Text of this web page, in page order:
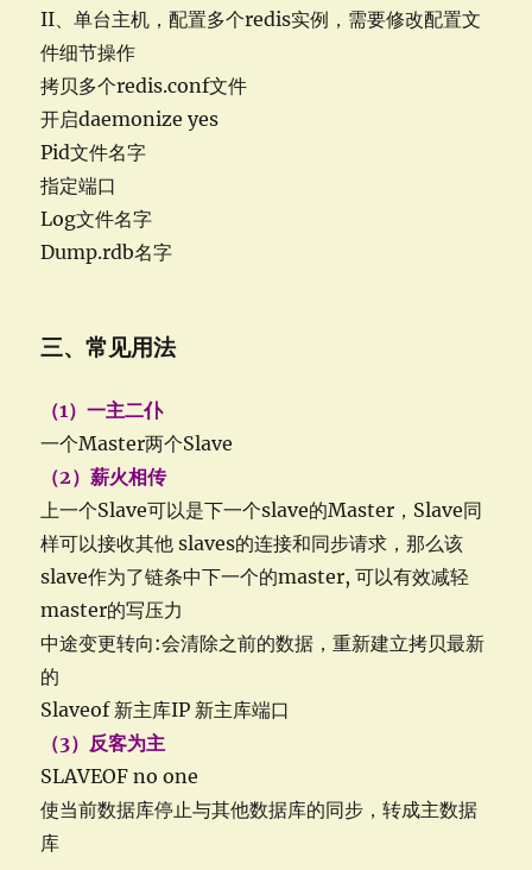
II、单台主机，配置多个redis实例，需要修改配置文
件细节操作
拷贝多个redis.conf文件
开启daemonize yes
Pid文件名字
指定端口
Log文件名字
Dump.rdb名字
三、常见用法
（1）一主二仆
一个Master两个Slave
（2）薪火相传
上一个Slave可以是下一个slave的Master，Slave同
样可以接收其他 slaves的连接和同步请求，那么该
slave作为了链条中下一个的master, 可以有效减轻
master的写压力
中途变更转向:会清除之前的数据，重新建立拷贝最新
的
Slaveof 新主库IP 新主库端口
（3）反客为主
SLAVEOF no one
使当前数据库停止与其他数据库的同步，转成主数据
库